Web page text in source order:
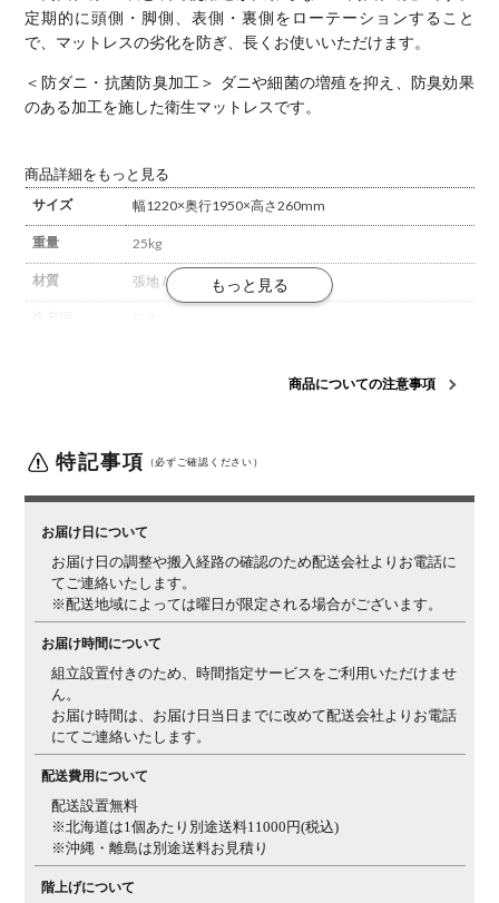
定期的に頭側・脚側、表側・裏側をローテーションすること
で、マットレスの劣化を防ぎ、長くお使いいただけます。
＜防ダニ・抗菌防臭加工＞
ダニや細菌の増殖を抑え、防臭効果
のある加工を施した衛生マットレスです。
商品詳細をもっと見る
サイズ
幅1220×奥行1950×高さ260mm
重量 25kg
材質 張地 / ダブルニット中材 / 羊毛綿
梱包重量 25kg
備考
商品についての注意事項
特記事項 （必ずご確認ください）
お届け日について
お届け日の調整や搬入経路の確認のため配送会社よりお電話に
てご連絡いたします。
※配送地域によっては曜日が限定される場合がございます。
お届け時間について
組立設置付きのため、時間指定サービスをご利用いただけませ
ん。
お届け時間は、お届け日当日までに改めて配送会社よりお電話
にてご連絡いたします。
配送費用について
配送設置無料
※北海道は1個あたり別途送料11000円(税込)
※沖縄・離島は別途送料お見積り
階上げについて